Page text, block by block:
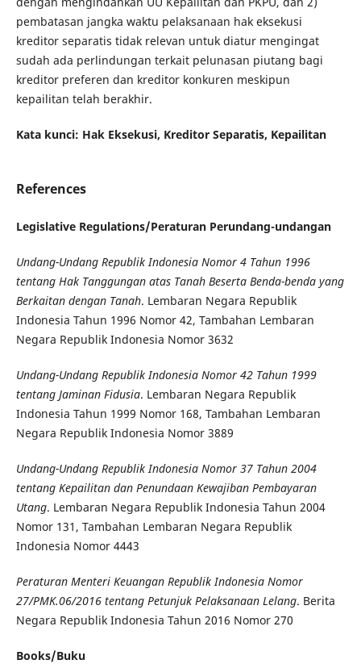
pembatasan jangka waktu pelaksanaan hak eksekusi
kreditor separatis tidak relevan untuk diatur mengingat
sudah ada perlindungan terkait pelunasan piutang bagi
kreditor preferen dan kreditor konkuren meskipun
kepailitan telah berakhir.
Kata kunci: Hak Eksekusi, Kreditor Separatis, Kepailitan
References
Legislative Regulations/Peraturan Perundang-undangan
Undang-Undang Republik Indonesia Nomor 4 Tahun 1996
tentang Hak Tanggungan atas Tanah Beserta Benda-benda yang
Berkaitan dengan Tanah. Lembaran Negara Republik
Indonesia Tahun 1996 Nomor 42, Tambahan Lembaran
Negara Republik Indonesia Nomor 3632
Undang-Undang Republik Indonesia Nomor 42 Tahun 1999
tentang Jaminan Fidusia. Lembaran Negara Republik
Indonesia Tahun 1999 Nomor 168, Tambahan Lembaran
Negara Republik Indonesia Nomor 3889
Undang-Undang Republik Indonesia Nomor 37 Tahun 2004
tentang Kepailitan dan Penundaan Kewajiban Pembayaran
Utang. Lembaran Negara Republik Indonesia Tahun 2004
Nomor 131, Tambahan Lembaran Negara Republik
Indonesia Nomor 4443
Peraturan Menteri Keuangan Republik Indonesia Nomor
27/PMK.06/2016 tentang Petunjuk Pelaksanaan Lelang. Berita
Negara Republik Indonesia Tahun 2016 Nomor 270
Books/Buku